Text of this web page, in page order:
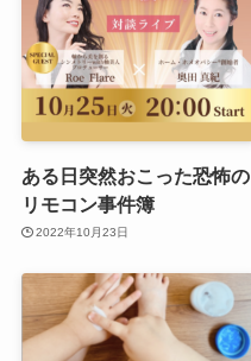
ある日突然おこった恐怖の
リモコン事件簿
2022年10月23日